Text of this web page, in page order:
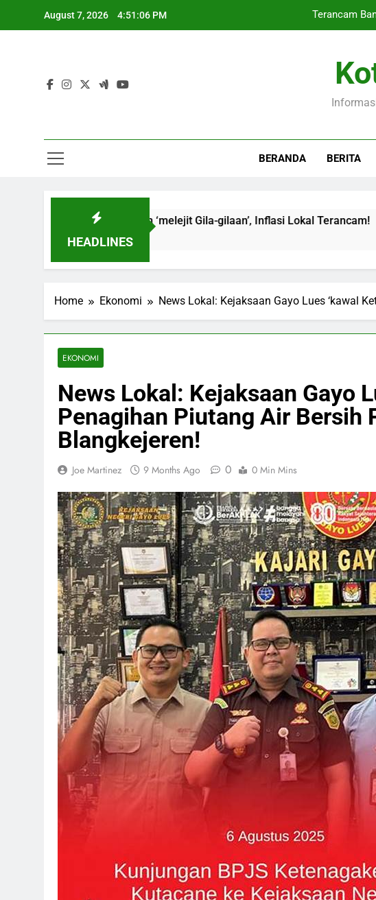
August 7, 2026 4:51:07 PM Terancam
News
Jangan
BERANDA BERITA
HEADLINES
Blangkejeren ‘melejit Gila-gilaan’, Inflasi Lokal Terancam!
Home Ekonomi News Lokal: Kejaksaan Gayo Lues ‘kawal
EKONOMI
News Lokal: Kejaksaan Gayo
Penagihan Piutang Air Bersih
Blangkejeren!
Joe Martinez 9 Months Ago 0 0 Min Mins